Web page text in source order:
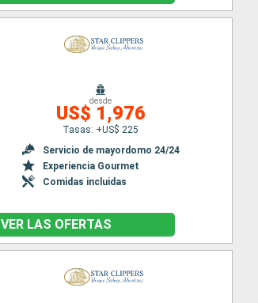
desde
US$ 1,976
Tasas: +US$ 225
Servicio de mayordomo 24/24
Experiencia Gourmet
Comidas incluidas
VER LAS OFERTAS